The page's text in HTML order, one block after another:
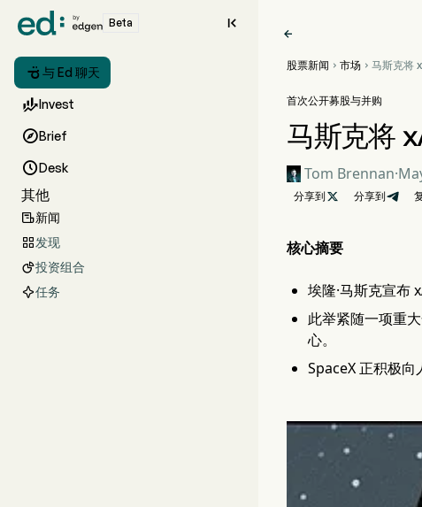
Beta 
 与 Ed 聊天
Invest
Brief
Desk
其他
新闻
发现
投资组合
任务

股票新闻  市场  马斯克将
首次公开募股与并购
马斯克将
Tom Brennan·
分享到  分享到
核心摘要
埃隆·马斯克宣布
此举紧随一项重
心。
SpaceX 正积极向